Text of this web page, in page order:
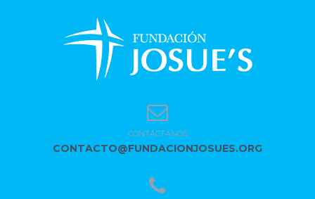
CONTÁCTANOS
CONTACTO@FUNDACIONJOSUES.ORG